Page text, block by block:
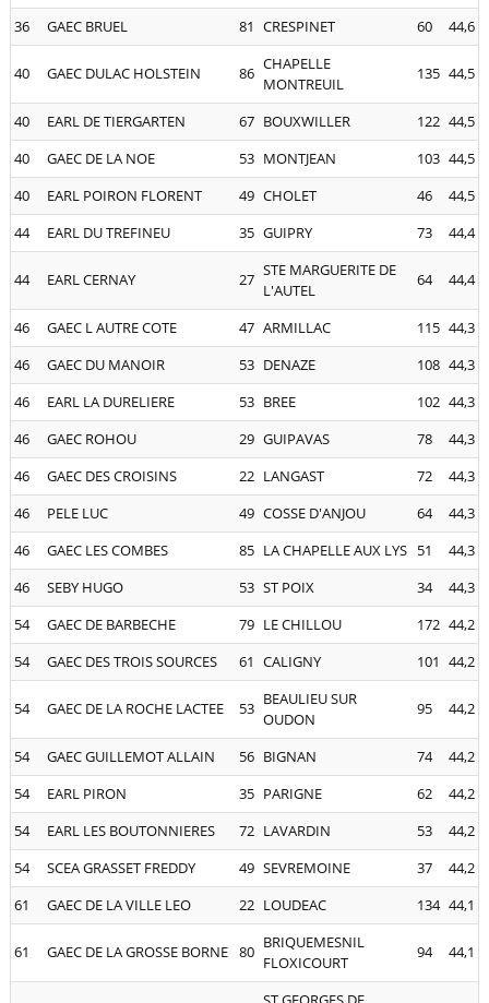
36
GAEC BRUEL 81 CRESPINET 60 44,6
40 GAEC DULAC HOLSTEIN 86 CHAPELLE
MONTREUIL
135 44,5
40 EARL DE TIERGARTEN 67 BOUXWILLER 122 44,5
40
GAEC DE LA NOE 53 MONTJEAN 103 44,5
40
EARL POIRON FLORENT 49 CHOLET 46
44,5
44
EARL DU TREFINEU 35 GUIPRY 73 44,4
44 EARL CERNAY 27 STE MARGUERITE DE
L'AUTEL
64 44,4
46 GAEC L AUTRE COTE 47 ARMILLAC 115 44,3
46
GAEC DU MANOIR 53 DENAZE 108 44,3
46
EARL LA DURELIERE 53 BREE 102 44,3
46
GAEC ROHOU 29 GUIPAVAS 78
44,3
46
GAEC DES CROISINS 22 LANGAST 72
44,3
46
PELE LUC 49 COSSE D'ANJOU 64
44,3
46
GAEC LES COMBES 85 LA CHAPELLE AUX LYS 51
44,3
46
SEBY HUGO 53 ST POIX 34
44,3
54
GAEC DE BARBECHE 79 LE CHILLOU 172 44,2
54
GAEC DES TROIS SOURCES 61 CALIGNY 101 44,2
54 GAEC DE LA ROCHE LACTEE 53 BEAULIEU SUR
OUDON
95 44,2
54 GAEC GUILLEMOT ALLAIN 56 BIGNAN 74
44,2
54
EARL PIRON 35 PARIGNE 62
44,2
54
EARL LES BOUTONNIERES 72 LAVARDIN 53
44,2
54
SCEA GRASSET FREDDY 49 SEVREMOINE 37
44,2
61
GAEC DE LA VILLE LEO 22 LOUDEAC 134 44,1
61 GAEC DE LA GROSSE BORNE 80 BRIQUEMESNIL
FLOXICOURT
94 44,1